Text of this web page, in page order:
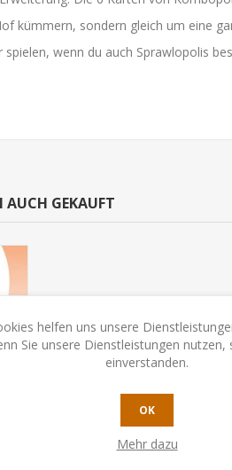
kümmern, sondern gleich um eine
wenn du auch Sprawlopolis
AUCH GEKAUFT
helfen uns unsere
Sie unsere Dienstleistungen nutzen,
einverstanden.
OK
Mehr dazu